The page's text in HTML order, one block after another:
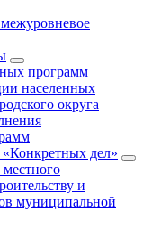
программ
населенных
округа
дел»
местного
и
муниципальной